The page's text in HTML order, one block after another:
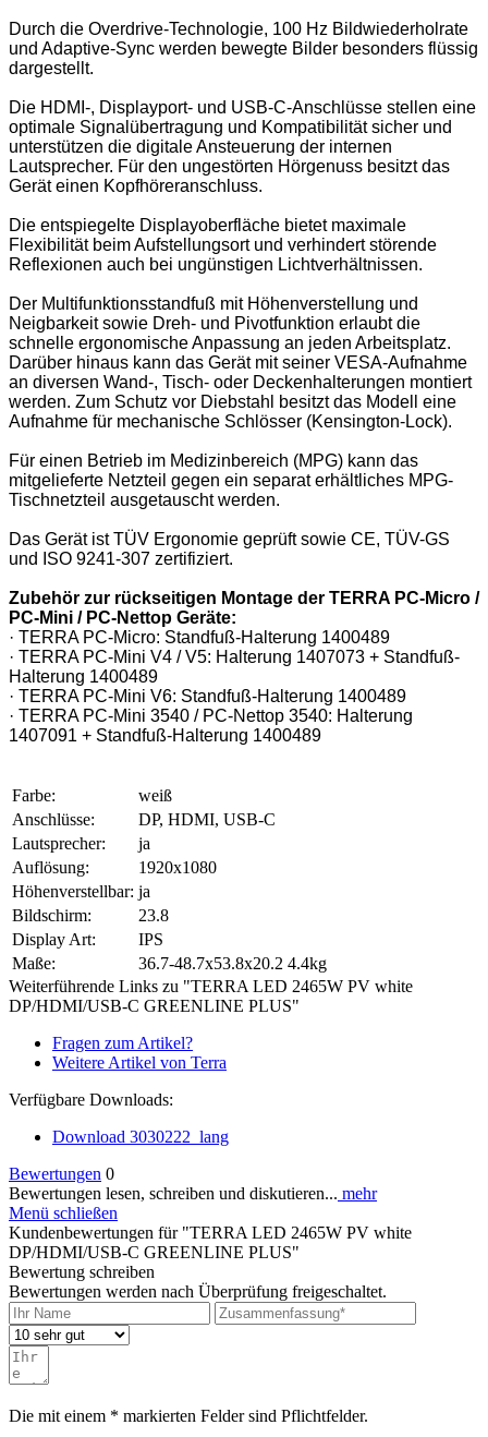
Durch die Overdrive-Technologie, 100 Hz Bildwiederholrate
und Adaptive-Sync werden bewegte Bilder besonders flüssig
dargestellt.
Die HDMI-, Displayport- und USB-C-Anschlüsse stellen eine
optimale Signalübertragung und Kompatibilität sicher und
unterstützen die digitale Ansteuerung der internen
Lautsprecher. Für den ungestörten Hörgenuss besitzt das
Gerät einen Kopfhöreranschluss.
Die entspiegelte Displayoberfläche bietet maximale
Flexibilität beim Aufstellungsort und verhindert störende
Reflexionen auch bei ungünstigen Lichtverhältnissen.
Der Multifunktionsstandfuß mit Höhenverstellung und
Neigbarkeit sowie Dreh- und Pivotfunktion erlaubt die
schnelle ergonomische Anpassung an jeden Arbeitsplatz.
Darüber hinaus kann das Gerät mit seiner VESA-Aufnahme
an diversen Wand-, Tisch- oder Deckenhalterungen montiert
werden. Zum Schutz vor Diebstahl besitzt das Modell eine
Aufnahme für mechanische Schlösser (Kensington-Lock).
Für einen Betrieb im Medizinbereich (MPG) kann das
mitgelieferte Netzteil gegen ein separat erhältliches MPG-
Tischnetzteil ausgetauscht werden.
Das Gerät ist TÜV Ergonomie geprüft sowie CE, TÜV-GS
und ISO 9241-307 zertifiziert.
Zubehör zur rückseitigen Montage der TERRA PC-Micro /
PC-Mini / PC-Nettop Geräte:
· TERRA PC-Micro: Standfuß-Halterung 1400489
· TERRA PC-Mini V4 / V5: Halterung 1407073 + Standfuß-
Halterung 1400489
· TERRA PC-Mini V6: Standfuß-Halterung 1400489
· TERRA PC-Mini 3540 / PC-Nettop 3540: Halterung
1407091 + Standfuß-Halterung 1400489
Farbe:
weiß
Anschlüsse:
DP, HDMI, USB-C
Lautsprecher:
ja
Auflösung:
1920x1080
Höhenverstellbar: ja
Bildschirm:
23.8
Display Art:
IPS
Maße:
36.7-48.7x53.8x20.2 4.4kg
Weiterführende Links zu "TERRA LED 2465W PV white
DP/HDMI/USB-C GREENLINE PLUS"
Fragen zum Artikel?
Weitere Artikel von Terra
Verfügbare Downloads:
Download 3030222_lang
Bewertungen 0
Bewertungen lesen, schreiben und diskutieren... mehr
Menü schließen
Kundenbewertungen für "TERRA LED 2465W PV white
DP/HDMI/USB-C GREENLINE PLUS"
Bewertung schreiben
Bewertungen werden nach Überprüfung freigeschaltet.
Die mit einem * markierten Felder sind Pflichtfelder.